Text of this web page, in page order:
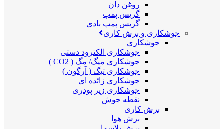
روغن دان
گریس پمپ
گریس پمپ بادی
جوشکاری و برش کاری
جوشکاری
جوشکاری الکترود دستی
جوشکاری میگ/ مگ ( CO2 )
جوشکاری تیگ ( آرگون )
جوشکاری زائده ای
جوشکاری زیر پودری
نقطه جوش
برش کاری
برش هوا